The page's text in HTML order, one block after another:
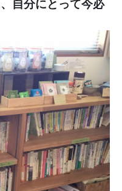
自分にとって今必